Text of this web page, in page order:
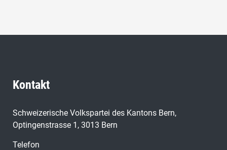
Kontakt
Schweizerische Volkspartei des Kantons Bern,
Optingenstrasse 1, 3013 Bern
Telefon